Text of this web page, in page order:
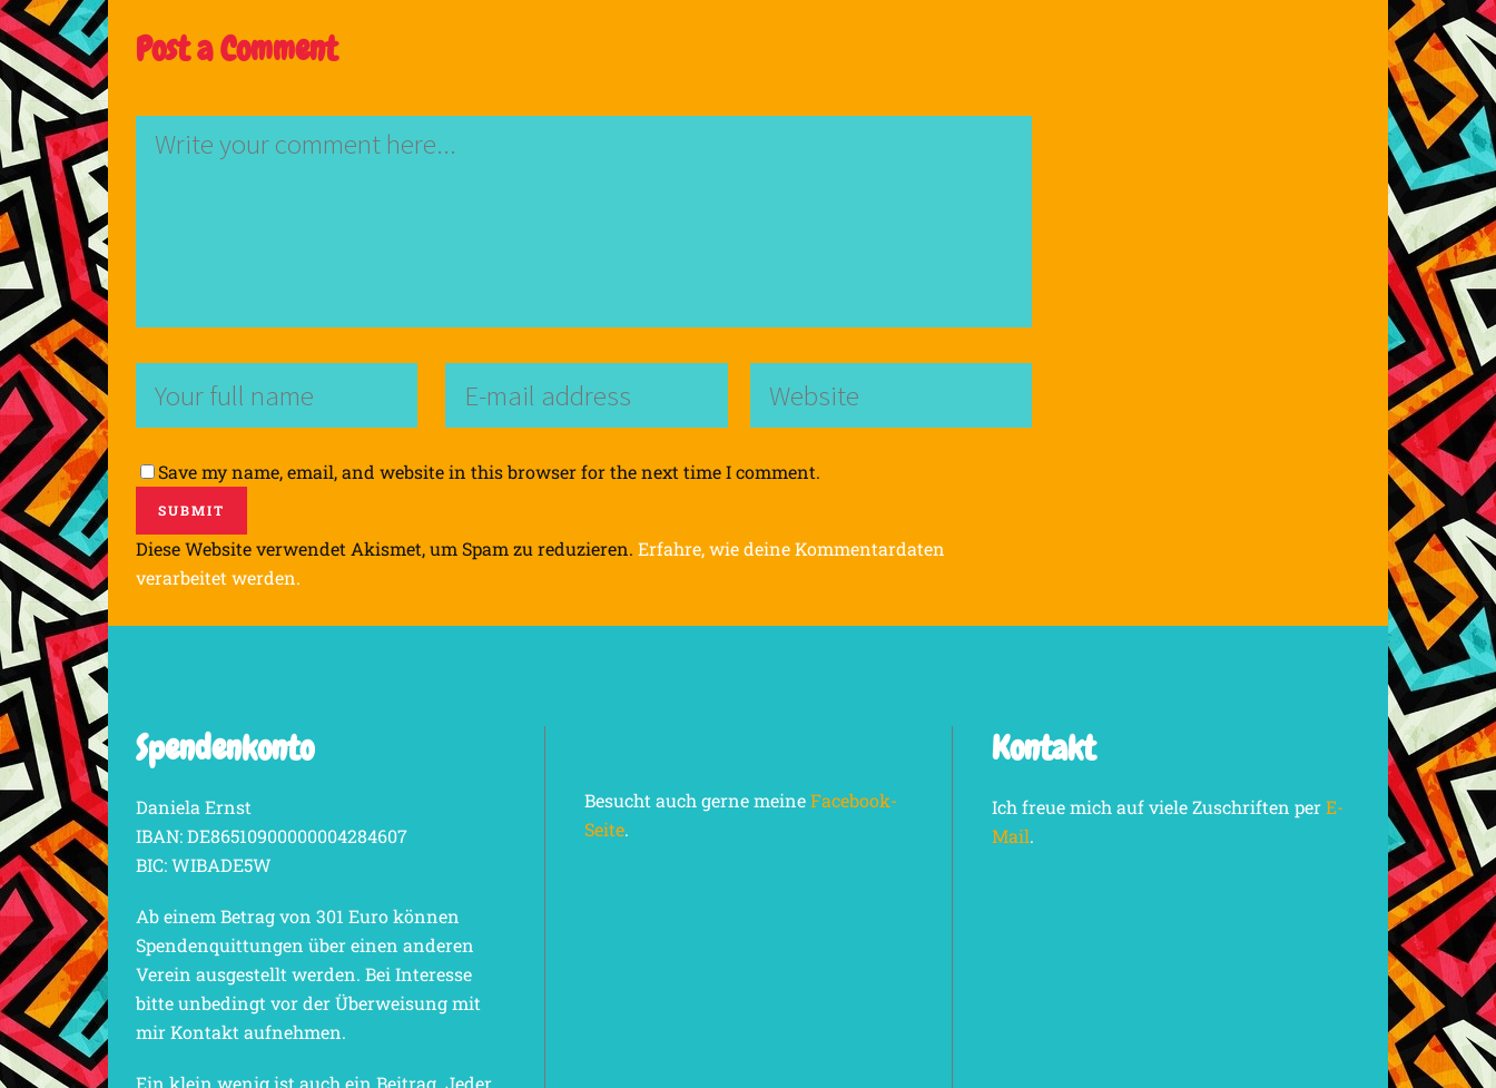
Post a Comment
Save my name, email, and website in this browser for the next time I comment.
Diese Website verwendet Akismet, um Spam zu reduzieren. Erfahre, wie deine Kommentardaten
verarbeitet werden.
Spendenkonto
Daniela Ernst
IBAN: DE86510900000004284607
BIC: WIBADE5W
Ab einem Betrag von 301 Euro können
Spendenquittungen über einen anderen
Verein ausgestellt werden. Bei Interesse
bitte unbedingt vor der Überweisung mit
mir Kontakt aufnehmen.
Ein klein wenig ist auch ein Beitrag. Jeder
Besucht auch gerne meineFacebook-
Seite.
Kontakt
Ich freue mich auf viele Zuschriften perE-
Mail.